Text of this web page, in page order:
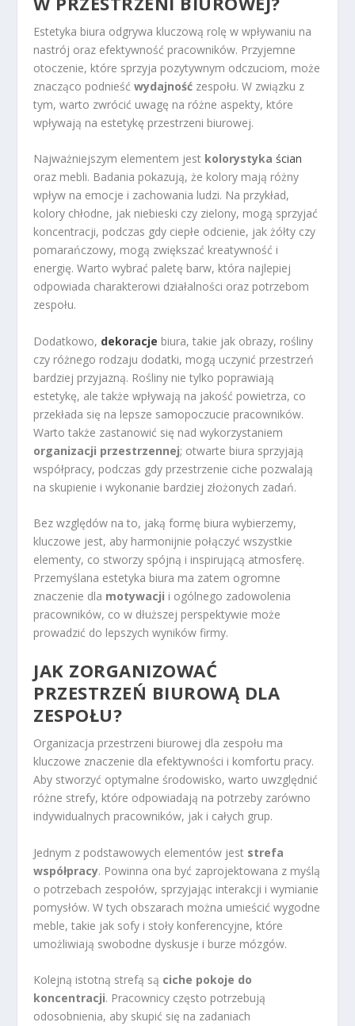
Estetyka biura odgrywa kluczową rolę w wpływaniu na
nastrój oraz efektywność pracowników. Przyjemne
otoczenie, które sprzyja pozytywnym odczuciom, może
znacząco podnieśćwydajność zespołu. W związku z
tym, warto zwrócić uwagę na różne aspekty, które
wpływają na estetykę przestrzeni biurowej.
Najważniejszym elementem jest kolorystyka ścian
oraz mebli. Badania pokazują, że kolory mają różny
wpływ na emocje i zachowania ludzi. Na przykład,
kolory chłodne, jak niebieski czy zielony, mogą sprzyjać
koncentracji, podczas gdy ciepłe odcienie, jak żółty czy
pomarańczowy, mogą zwiększać kreatywność i
energię. Warto wybrać paletę barw, która najlepiej
odpowiada charakterowi działalności oraz potrzebom
zespołu.
Dodatkowo, dekoracje biura, takie jak obrazy, rośliny
czy różnego rodzaju dodatki, mogą uczynić przestrzeń
bardziej przyjazną. Rośliny nie tylko poprawiają
estetykę, ale także wpływają na jakość powietrza, co
przekłada się na lepsze samopoczucie pracowników.
Warto także zastanowić się nad wykorzystaniem
organizacji przestrzennej; otwarte biura sprzyjają
współpracy, podczas gdy przestrzenie ciche pozwalają
na skupienie i wykonanie bardziej złożonych zadań.
Bez względów na to, jaką formę biura wybierzemy,
kluczowe jest, aby harmonijnie połączyć wszystkie
elementy, co stworzy spójną i inspirującą atmosferę.
Przemyślana estetyka biura ma zatem ogromne
znaczenie dla motywacji i ogólnego zadowolenia
pracowników, co w dłuższej perspektywie może
prowadzić do lepszych wyników firmy.
JAK ZORGANIZOWAĆ
PRZESTRZEŃ BIUROWĄ DLA
ZESPOŁU?
Organizacja przestrzeni biurowej dla zespołu ma
kluczowe znaczenie dla efektywności i komfortu pracy.
Aby stworzyć optymalne środowisko, warto uwzględnić
różne strefy, które odpowiadają na potrzeby zarówno
indywidualnych pracowników, jak i całych grup.
Jednym z podstawowych elementów jest strefa
współpracy. Powinna ona być zaprojektowana z myślą
o potrzebach zespołów, sprzyjając interakcji i wymianie
pomysłów. W tych obszarach można umieścić wygodne
meble, takie jak sofy i stoły konferencyjne, które
umożliwiają swobodne dyskusje i burze mózgów.
Kolejną istotną strefą są ciche pokoje do
koncentracji. Pracownicy często potrzebują
odosobnienia, aby skupić się na zadaniach